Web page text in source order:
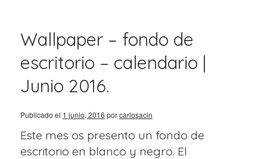
Wallpaper – fondo de
escritorio – calendario |
Junio 2016.
Publicado el 1 junio, 2016 porcarlosacin
Este mes os presento un fondo de
escritorio en blanco y negro. El